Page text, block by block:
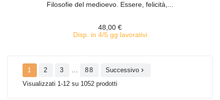
Filosofie del medioevo. Essere, felicità,...
48,00 €
Disp. in 4/5 gg lavorativi
1 2 3 88 Successivo 
Visualizzati 1-12 su 1052 prodotti